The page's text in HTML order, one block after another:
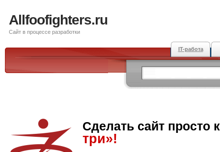
Allfoofighters.ru
Сайт в процессе разработки
IT-работа
Сделать сайт просто
три»!